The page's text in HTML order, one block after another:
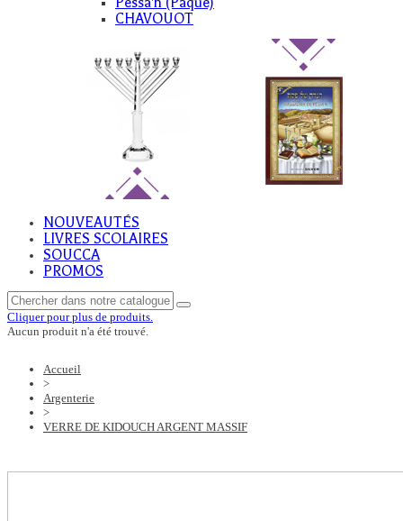
CHAVOUOT
NOUVEAUTÉS
LIVRES SCOLAIRES
SOUCCA
PROMOS
Cliquer pour plus de produits.
Aucun produit n'a été trouvé.
Accueil
>
Argenterie
>
VERRE DE KIDOUCH ARGENT MASSIF